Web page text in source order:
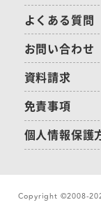
よくある質問
お問い合わせ
資料請求
免責事項
個人情報保護
Copyright ©2008-